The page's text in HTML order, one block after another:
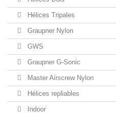
Hélices Tripales
Graupner Nylon
GWS
Graupner G-Sonic
Master Airscrew Nylon
Hélices repliables
Indoor